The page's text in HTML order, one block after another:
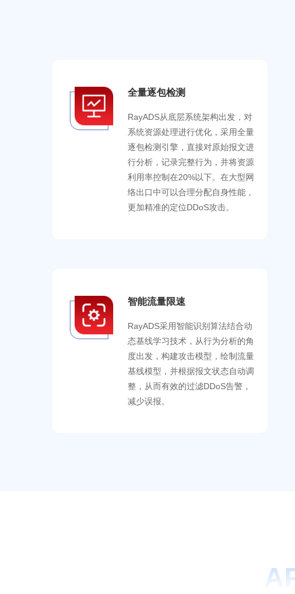
全量逐包检测
RayADS从底层系统架构出发，对
系统资源处理进行优化，采用全量
逐包检测引擎，直接对原始报文进
行分析，记录完整行为，并将资源
利用率控制在20%以下。在大型网
络出口中可以合理分配自身性能，
更加精准的定位DDoS攻击。
智能流量限速
RayADS采用智能识别算法结合动
态基线学习技术，从行为分析的角
度出发，构建攻击模型，绘制流量
基线模型，并根据报文状态自动调
整，从而有效的过滤DDoS告警，
减少误报。